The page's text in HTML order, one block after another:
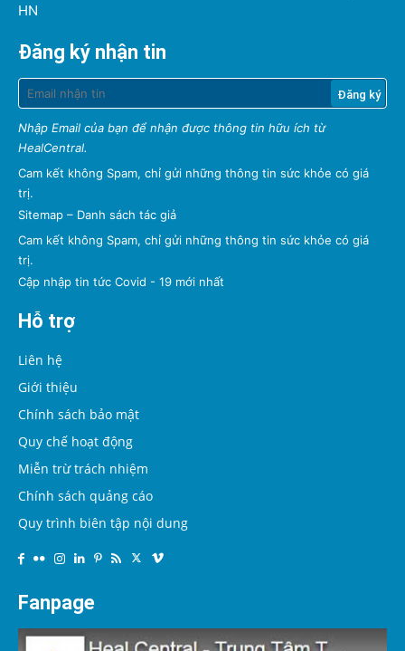
HN
Đăng ký nhận tin
Nhập Email của bạn để nhận được thông tin hữu ích từ
HealCentral.
Cam kết không Spam, chỉ gửi những thông tin sức khỏe có giá
trị.
Sitemap – Danh sách tác giả
Cam kết không Spam, chỉ gửi những thông tin sức khỏe có giá
trị.
Cập nhập tin tức Covid - 19 mới nhất
Hỗ trợ
Liên hệ
Giới thiệu
Chính sách bảo mật
Quy chế hoạt động
Miễn trừ trách nhiệm
Chính sách quảng cáo
Quy trình biên tập nội dung
Fanpage